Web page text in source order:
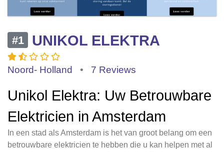
#1 UNIKOL ELEKTRA
Noord- Holland • 7 Reviews
Unikol Elektra: Uw Betrouwbare
Elektricien in Amsterdam
In een stad als Amsterdam is het van groot belang om een
betrouwbare elektricien te hebben die u kan helpen met al